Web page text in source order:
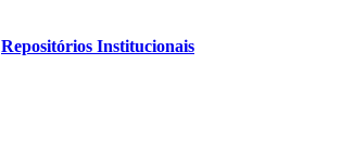
Repositórios Institucionais